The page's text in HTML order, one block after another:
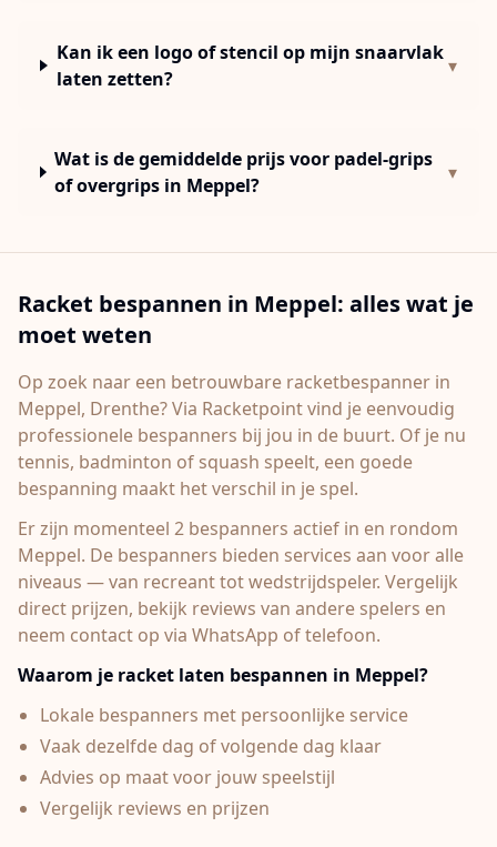
Kan ik een logo of stencil op mijn snaarvlak
laten zetten?
▾
Wat is de gemiddelde prijs voor padel-grips
of overgrips in Meppel?
▾
Racket bespannen in Meppel: alles wat je
moet weten
Op zoek naar een betrouwbare racketbespanner in
Meppel, Drenthe? Via Racketpoint vind je eenvoudig
professionele bespanners bij jou in de buurt. Of je nu
tennis, badminton of squash speelt, een goede
bespanning maakt het verschil in je spel.
Er zijn momenteel 2 bespanners actief in en rondom
Meppel. De bespanners bieden services aan voor alle
niveaus — van recreant tot wedstrijdspeler. Vergelijk
direct prijzen, bekijk reviews van andere spelers en
neem contact op via WhatsApp of telefoon.
Waarom je racket laten bespannen in Meppel?
Lokale bespanners met persoonlijke service
Vaak dezelfde dag of volgende dag klaar
Advies op maat voor jouw speelstijl
Vergelijk reviews en prijzen